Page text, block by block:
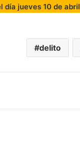
día jueves 10 de
delito